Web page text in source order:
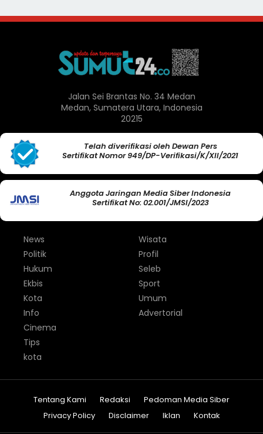
Jalan Sei Brantas No. 34 Medan
Medan, Sumatera Utara, Indonesia
20215
Telah diverifikasi oleh Dewan Pers
Sertifikat Nomor 949/DP-Verifikasi/K/XII/2021
Anggota Jaringan Media Siber Indonesia
Sertifikat No: 02.001/JMSI/2023
News
Politik
Hukum
Ekbis
Kota
Info
Wisata
Profil
Seleb
Sport
Umum
Advertorial
Cinema
Tips
kota
Tentang Kami Redaksi
Pedoman Media Siber
Privacy Policy
Disclaimer Iklan Kontak